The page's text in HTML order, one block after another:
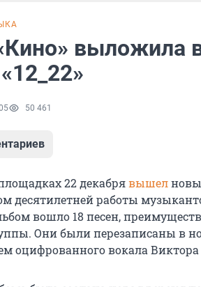
выложила
50 461
22 декабрявышел
десятилетней работы
вошло 18 песен,
Они были перезаписаны в
оцифрованного вокала